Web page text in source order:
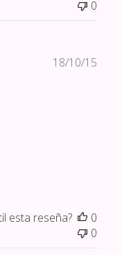
0
18/10/15
esta reseña?
0
0